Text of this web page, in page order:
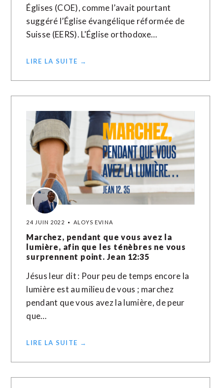
Églises (COE), comme l’avait pourtant
suggéré l’Église évangélique réformée de
Suisse (EERS). L'Église orthodoxe…
LIRE LA SUITE →
24 JUIN 2022 ALOYS EVINA
Marchez, pendant que vous avez la
lumière, afin que les ténèbres ne vous
surprennent point. Jean 12:35
Jésus leur dit : Pour peu de temps encore la
lumière est au milieu de vous ; marchez
pendant que vous avez la lumière, de peur
que…
LIRE LA SUITE →